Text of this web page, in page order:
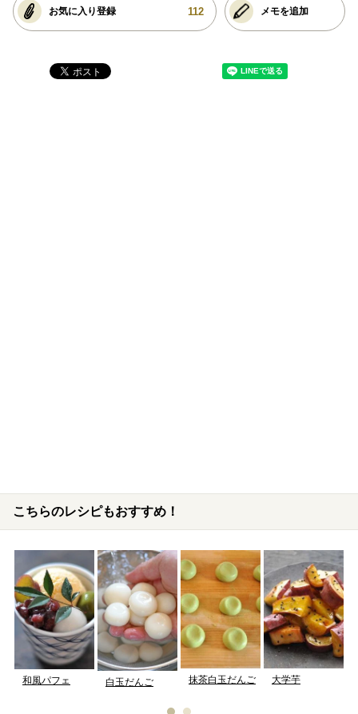
お気に入り登録 112 メモを追加
こちらのレシピもおすすめ！
和風パフェ 白玉だんご 抹茶白玉だんご 大学芋